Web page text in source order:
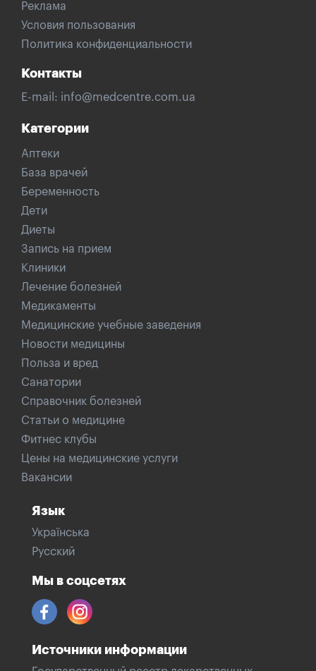
Реклама
Условия пользования
Политика конфиденциальности
Контакты
E-mail: info@medcentre.com.ua
Категории
Аптеки
База врачей
Беременность
Дети
Диеты
Запись на прием
Клиники
Лечение болезней
Медикаменты
Медицинские учебные заведения
Новости медицины
Польза и вред
Санатории
Справочник болезней
Статьи о медицине
Фитнес клубы
Цены на медицинские услуги
Вакансии
Язык
Українська
Русский
Мы в соцсетях
Источники информации